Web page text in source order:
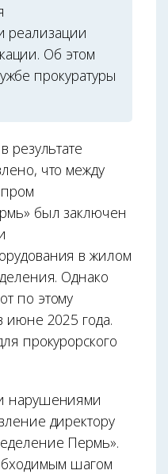
реализации
Об этом
прокуратуры
результате
что между
был заключен
в жилом
Однако
по этому
июне 2025 года.
прокурорского
нарушениями
директору
Пермь».
шагом